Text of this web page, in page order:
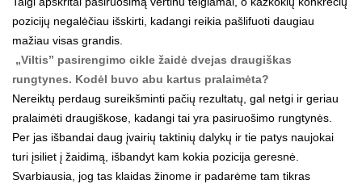
pozicijų negalėčiau išskirti, kadangi reikia pašlifuoti daugiau
mažiau visas grandis.
„Viltis” pasirengimo cikle žaidė dvejas draugiškas
rungtynes. Kodėl buvo abu kartus pralaimėta?
Nereiktų perdaug sureikšminti pačių rezultatų, gal netgi ir geriau
pralaimėti draugiškose, kadangi tai yra pasiruošimo rungtynės.
Per jas išbandai daug įvairių taktinių dalykų ir tie patys naujokai
turi įsiliet į žaidimą, išbandyt kam kokia pozicija geresnė.
Svarbiausia, jog tas klaidas žinome ir padarėme tam tikras